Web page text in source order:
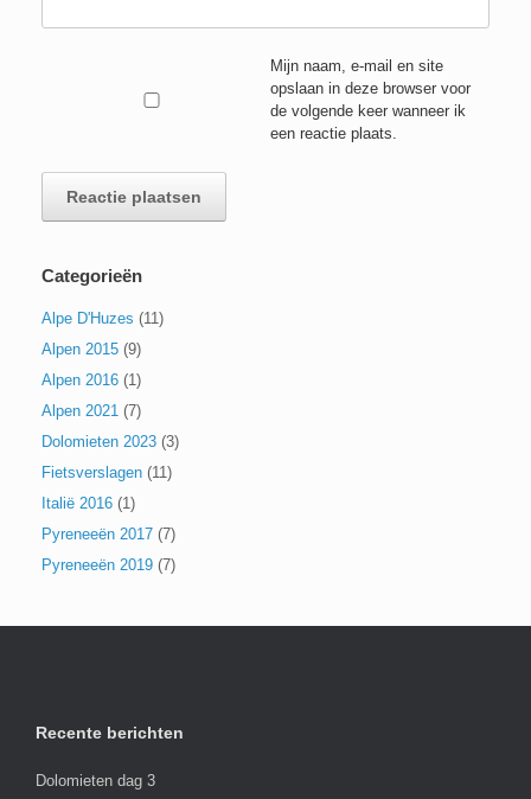
Mijn naam, e-mail en site
opslaan in deze browser voor
de volgende keer wanneer ik
een reactie plaats.
Categorieën
Alpe D'Huzes (11)
Alpen 2015 (9)
Alpen 2016 (1)
Alpen 2021 (7)
Dolomieten 2023 (3)
Fietsverslagen (11)
Italië 2016 (1)
Pyreneeën 2017 (7)
Pyreneeën 2019 (7)
Recente berichten
Dolomieten dag 3